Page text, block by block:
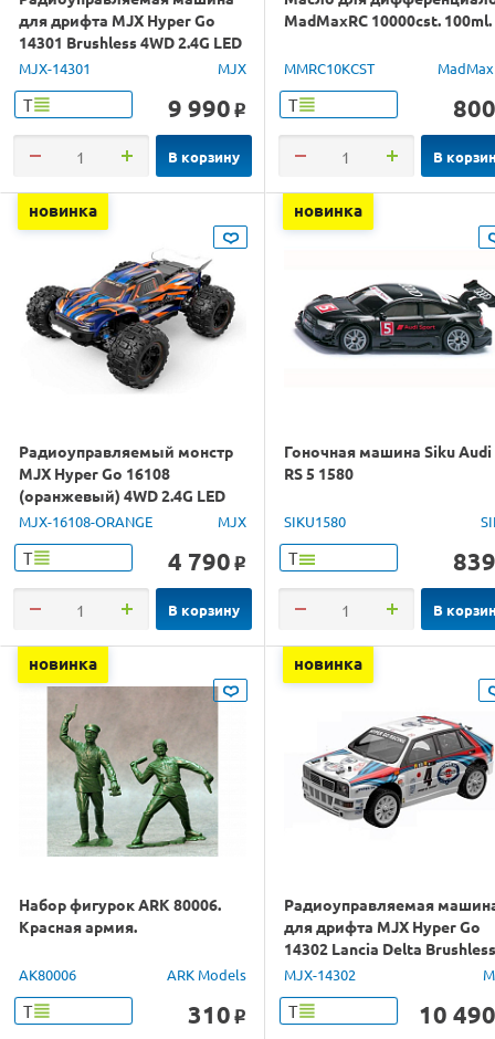
для дрифта MJX Hyper Go
14301 Brushless 4WD 2.4G LED
1/14 RTR
MJX-14301 MJX
Т 9 990 o
В корзину
MadMaxRC 10000cst. 100ml.
MMRC10KCST
Т 800
В
новинка
Радиоуправляемый монстр
MJX Hyper Go 16108
(оранжевый) 4WD 2.4G LED
1/16 RTR
MJX-16108-ORANGE MJX
Т 4 790 o
В корзину
новинка
Гоночная машина Siku Audi
RS 5 1580
SIKU1580
Т 839
В
новинка
Набор фигурок ARK 80006.
Красная армия.
AK80006 ARK Models
Т 310 o
новинка
Радиоуправляемая
для дрифта MJX Hyper Go
14302 Lancia Delta Brushless
4WD 2.4G LED 1/14 RTR
MJX-14302
Т 10 490